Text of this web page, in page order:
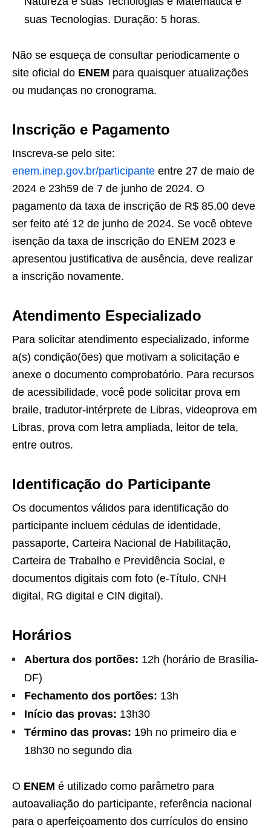
suas Tecnologias. Duração: 5 horas.
Não se esqueça de consultar periodicamente o
site oficial do ENEM para quaisquer atualizações
ou mudanças no cronograma.
Inscrição e Pagamento
Inscreva-se pelo site:
enem.inep.gov.br/participante entre 27 de maio de
2024 e 23h59 de 7 de junho de 2024. O
pagamento da taxa de inscrição de R$ 85,00 deve
ser feito até 12 de junho de 2024. Se você obteve
isenção da taxa de inscrição do ENEM 2023 e
apresentou justificativa de ausência, deve realizar
a inscrição novamente.
Atendimento Especializado
Para solicitar atendimento especializado, informe
a(s) condição(ões) que motivam a solicitação e
anexe o documento comprobatório. Para recursos
de acessibilidade, você pode solicitar prova em
braile, tradutor-intérprete de Libras, videoprova em
Libras, prova com letra ampliada, leitor de tela,
entre outros.
Identificação do Participante
Os documentos válidos para identificação do
participante incluem cédulas de identidade,
passaporte, Carteira Nacional de Habilitação,
Carteira de Trabalho e Previdência Social, e
documentos digitais com foto (e-Título, CNH
digital, RG digital e CIN digital).
Horários
Abertura dos portões: 12h (horário de Brasília-
DF)
Fechamento dos portões: 13h
Início das provas: 13h30
Término das provas: 19h no primeiro dia e
18h30 no segundo dia
O ENEM é utilizado como parâmetro para
autoavaliação do participante, referência nacional
para o aperfeiçoamento dos currículos do ensino